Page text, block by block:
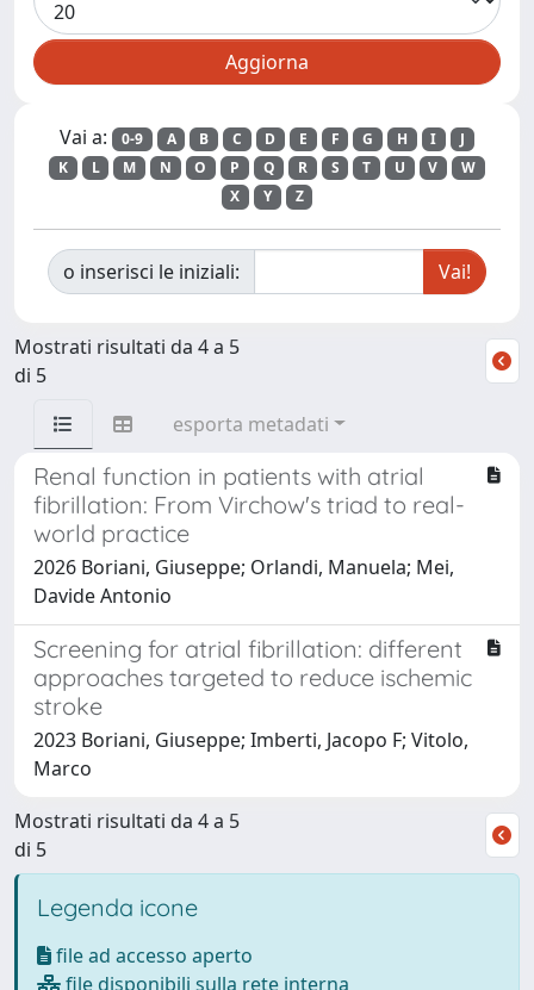
Vai a: 0-9 A B C D E F G H I
J
K
L M N O P Q R S T U V
W
X
Y Z
o inserisci le iniziali:
Mostrati risultati da 4 a 5
di 5
esporta metadati
Renal function in patients with atrial
fibrillation: From Virchow's triad to real-
world practice
2026 Boriani, Giuseppe; Orlandi, Manuela; Mei,
Davide Antonio
Screening for atrial fibrillation: different
approaches targeted to reduce ischemic
stroke
2023 Boriani, Giuseppe; Imberti, Jacopo F; Vitolo,
Marco
Mostrati risultati da 4 a 5
di 5
Legenda icone
file ad accesso aperto
file disponibili sulla rete interna